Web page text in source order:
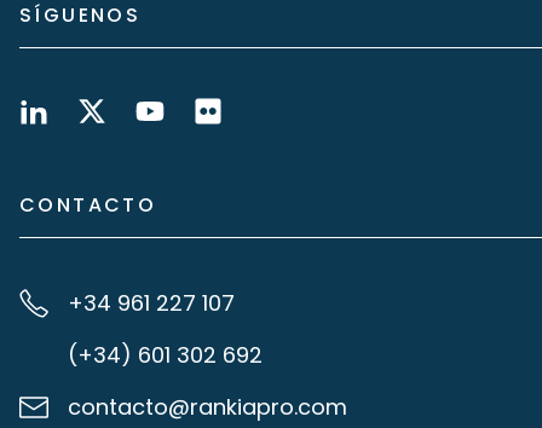
SÍGUENOS
CONTACTO
+34 961 227 107
(+34) 601 302 692
contacto@rankiapro.com